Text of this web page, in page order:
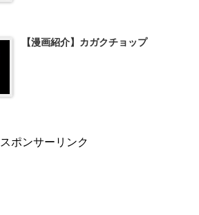
【漫画紹介】カガクチョップ
スポンサーリンク